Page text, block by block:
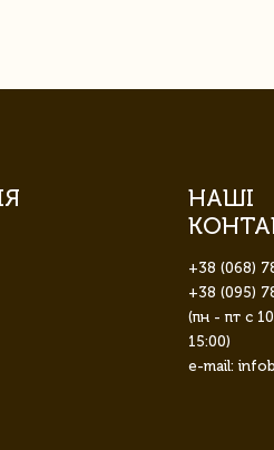
НАШІ
+38 (068)
+38 (095)
(пн - пт с
15:00)
e-mail: